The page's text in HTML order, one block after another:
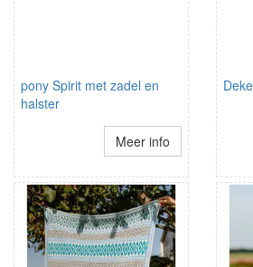
pony Spirit met zadel en
halster
Meer info